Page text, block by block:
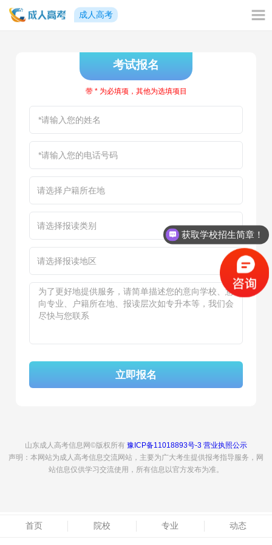
成人高考
考试报名
带 * 为必填项，其他为选填项目
立即报名
首页 院校 专业 动态
山东成人高考信息网©版权所有 豫ICP备11018893号-3 营业执照公示
声明：本网站为成人高考信息交流网站，主要为广大考生提供报考指导服务，网
站信息仅供学习交流使用，所有信息以官方发布为准。
获取学校招生简章！